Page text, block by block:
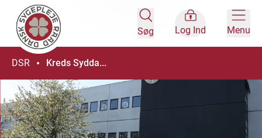
Søg Log Ind Menu
DSR Kreds Sydda...